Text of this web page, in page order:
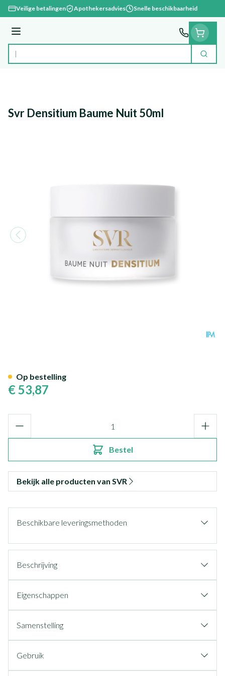
Ga naar de inhoud
Veilige betalingen Apothekersadvies Snelle beschikbaarheid
Menu
Product, merk, categorie... Zoek
Svr Densitium Baume Nuit 50ml
€ 53,87
Bestel
Op bestelling
Bekijk alle producten van SVR
Beschikbare leveringsmethoden
Beschrijving
Eigenschappen
Samenstelling
Gebruik